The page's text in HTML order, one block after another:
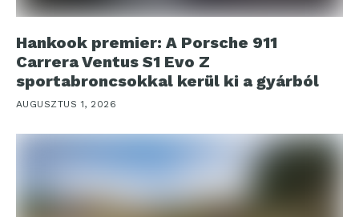
Hankook premier: A Porsche 911
Carrera Ventus S1 Evo Z
sportabroncsokkal kerül ki a gyárból
AUGUSZTUS 1, 2026